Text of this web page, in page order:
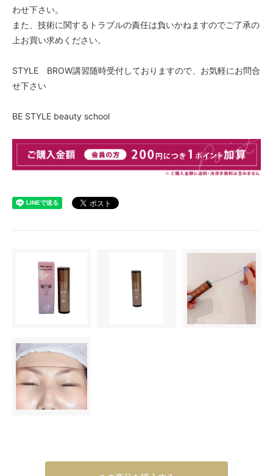
わせ下さい。
また、技術に関するトラブルの責任は負いかねますのでご了承の
上お買い求めください。
STYLE BROW講習随時受付しておりますので、お気軽にお問合
せ下さい
BE STYLE beauty school